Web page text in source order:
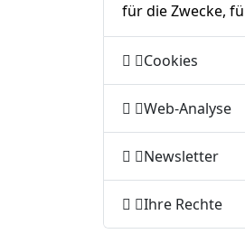
für die Zwecke,
Cookies
Web-Analyse
Newsletter
Ihre Rechte